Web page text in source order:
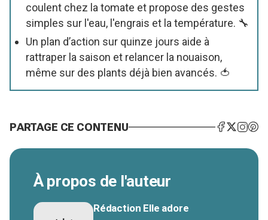
coulent chez la tomate et propose des gestes
simples sur l'eau, l'engrais et la température. 🔧
Un plan d’action sur quinze jours aide à
rattraper la saison et relancer la nouaison,
même sur des plants déjà bien avancés. 🍅
PARTAGE CE CONTENU
À propos de l'auteur
Rédaction Elle adore